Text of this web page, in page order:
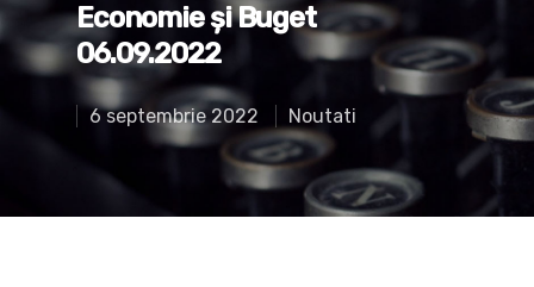
Economie și Buget
06.09.2022
6 septembrie 2022 Noutati